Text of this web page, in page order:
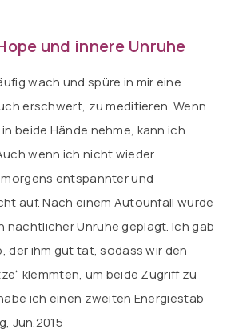
und innere Unruhe
wach und spüre in mir eine
erschwert, zu meditieren. Wenn
beide Hände nehme, kann ich
wenn ich nicht wieder
entspannter und
auf. Nach einem Autounfall wurde
nächtlicher Unruhe geplagt. Ich gab
der ihm gut tat, sodass wir den
klemmten, um beide Zugriff zu
ich einen zweiten Energiestab
Jun.2015